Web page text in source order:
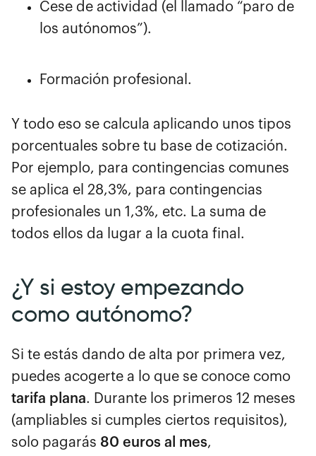
Cese de actividad (el llamado “paro de
los autónomos”).
Formación profesional.
Y todo eso se calcula aplicando unos tipos
porcentuales sobre tu base de cotización.
Por ejemplo, para contingencias comunes
se aplica el 28,3%, para contingencias
profesionales un 1,3%, etc. La suma de
todos ellos da lugar a la cuota final.
¿Y si estoy empezando
como autónomo?
Si te estás dando de alta por primera vez,
puedes acogerte a lo que se conoce como
tarifa plana. Durante los primeros 12 meses
(ampliables si cumples ciertos requisitos),
solo pagarás 80 euros al mes,